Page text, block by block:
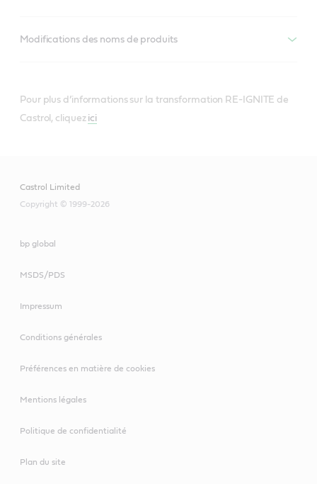
Modifications des noms de produits
Pour plus d’informations sur la transformation RE-IGNITE de
Castrol, cliquez ici
Castrol Limited
Copyright © 1999-2026
bp global
MSDS/PDS
Impressum
Conditions générales
Préférences en matière de cookies
Mentions légales
Politique de confidentialité
Plan du site